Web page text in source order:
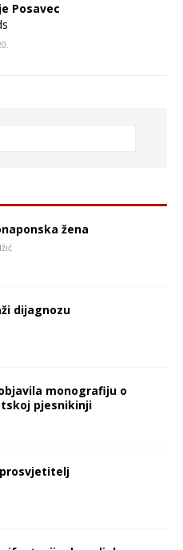
Posavec
žena
dijagnozu
monografiju o
pjesnikinji